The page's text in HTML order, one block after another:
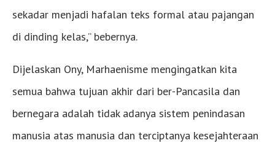
sekadar menjadi hafalan teks formal atau pajangan
di dinding kelas,” bebernya.
Dijelaskan Ony, Marhaenisme mengingatkan kita
semua bahwa tujuan akhir dari ber-Pancasila dan
bernegara adalah tidak adanya sistem penindasan
manusia atas manusia dan terciptanya kesejahteraan